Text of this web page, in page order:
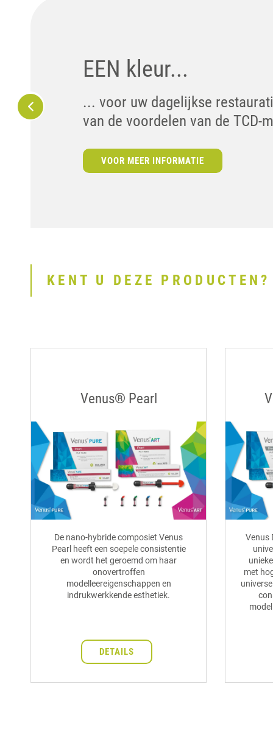
Flexitime unlimited
Ontworpen om uw workflow te
met precisie, efficiëntie en
ONTDEK HET NU!
EEN kleur...
... voor uw dagelijkse
van de voordelen van de TCD-
VOOR MEER INFORMATIE
KENT U DEZE PRODUCTEN?
Venus® Pearl
De nano-hybride composiet Venus
Pearl heeft een soepele consistentie
en wordt het geroemd om haar
onovertroffen
modelleereigenschappen en
indrukwerkkende esthetiek.
DETAILS
Venus
met